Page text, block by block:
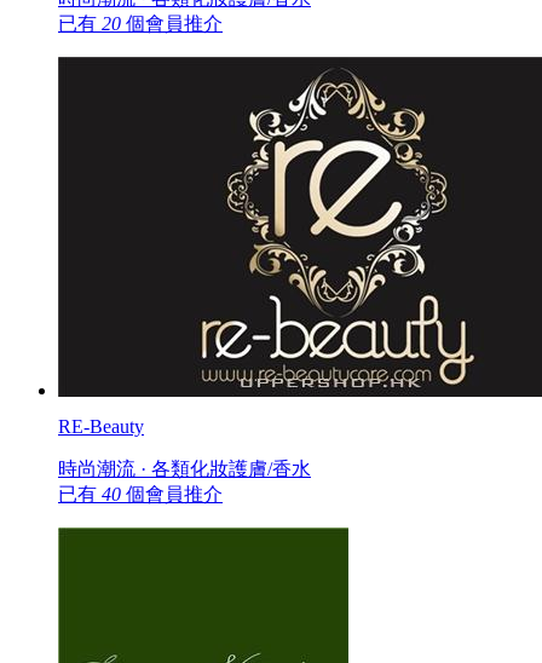
已有 20 個會員推介
RE-Beauty
時尚潮流 · 各類化妝護膚/香水
已有 40 個會員推介